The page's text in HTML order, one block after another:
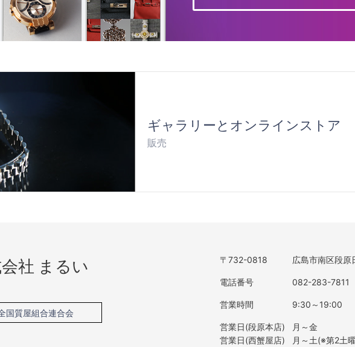
ギャラリーとオンラインストア
販売
社 まるい
国質屋組合連合会
〒732-0818
広島市南区段
電話番号
082-283-7811
営業時間
9:30～19:00
営業日(段原本店)
月～金
営業日(西蟹屋店)
月～土(※第2土